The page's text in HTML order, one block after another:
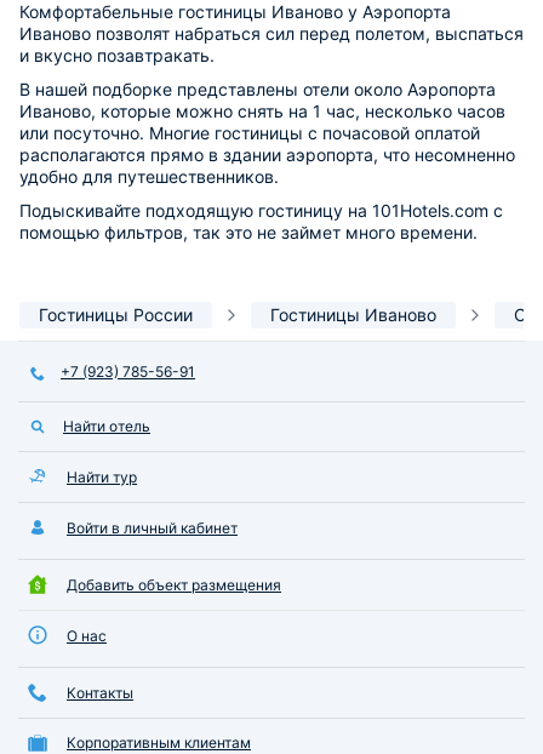
Комфортабельные гостиницы Иваново у Аэропорта
Иваново позволят набраться сил перед полетом, выспаться
и вкусно позавтракать.
В нашей подборке представлены отели около Аэропорта
Иваново, которые можно снять на 1 час, несколько часов
или посуточно. Многие гостиницы с почасовой оплатой
располагаются прямо в здании аэропорта, что несомненно
удобно для путешественников.
Подыскивайте подходящую гостиницу на 101Hotels.com с
помощью фильтров, так это не займет много времени.
Гостиницы России Гостиницы Иваново
+7 (923) 785-56-91
Найти отель
Найти тур
Войти в личный кабинет
Добавить объект размещения
О нас
Контакты
Корпоративным клиентам